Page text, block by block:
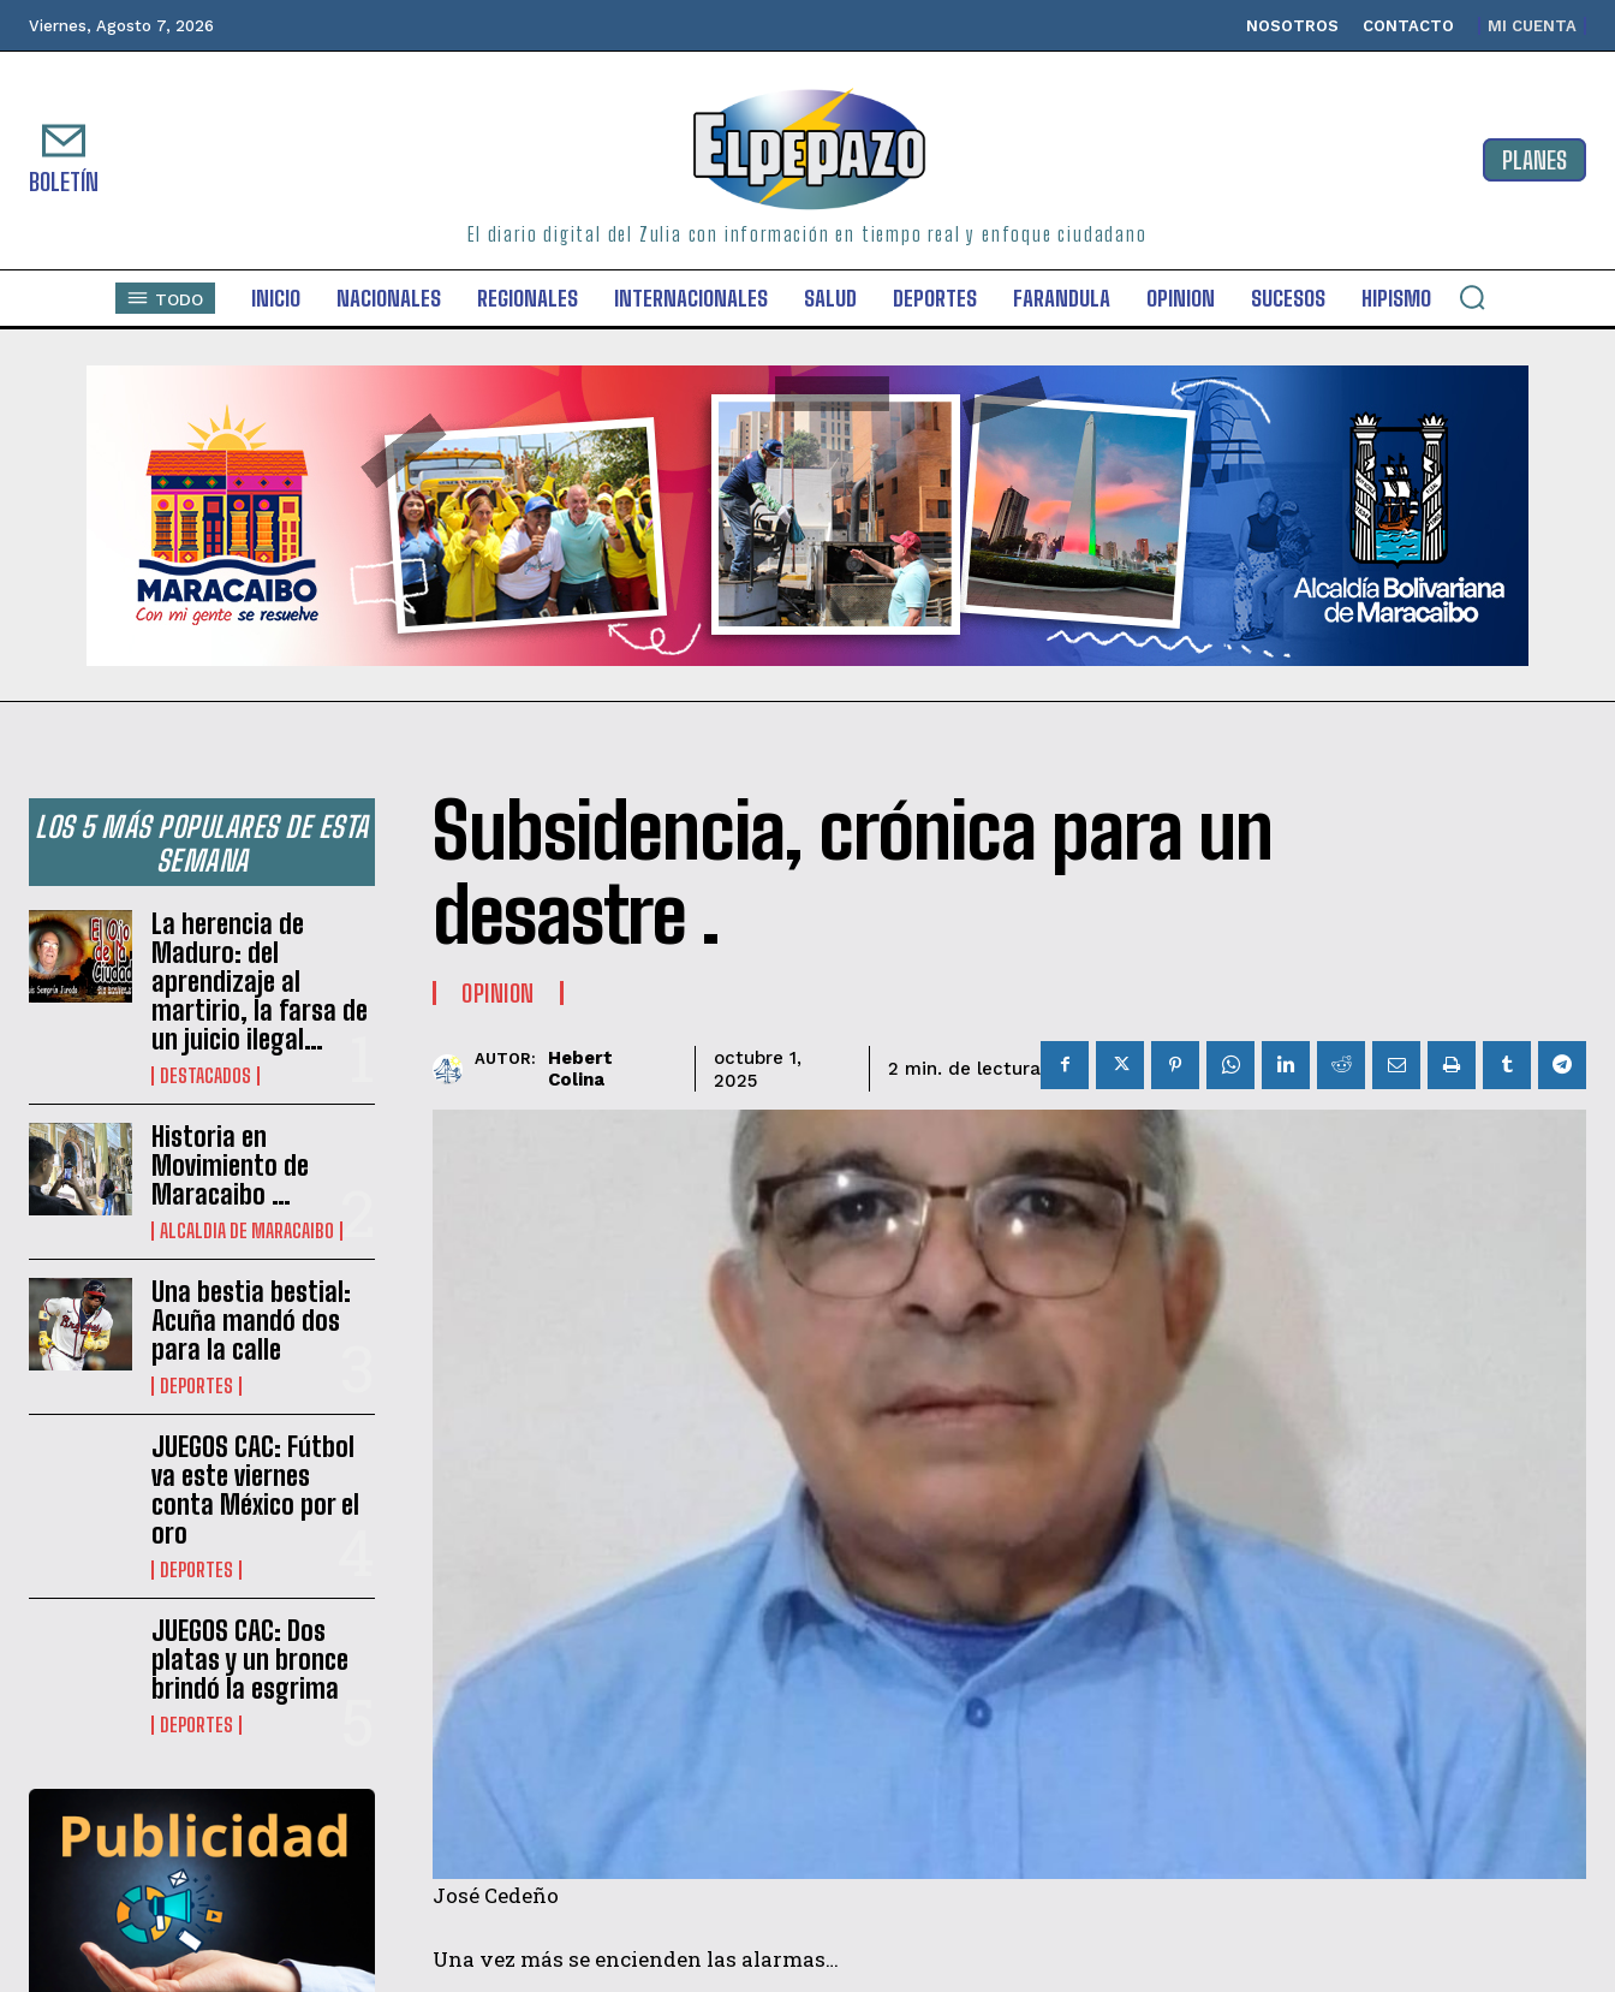
Viernes, Agosto 7, 2026 NOSOTROS CONTACTO MI CUENTA
BOLETÍN
El diario digital del Zulia con información en tiempo real y enfoque ciudadano
PLANES
TODO INICIO NACIONALES REGIONALES INTERNACIONALES SALUD DEPORTES FARANDULA OPINION SUCESOS HIPISMO
LOS 5 MÁS POPULARES DE ESTA
SEMANA
La herencia de
Maduro: del
aprendizaje al
martirio, la farsa de
un juicio ilegal…
DESTACADOS
Historia en
Movimiento de
Maracaibo …
ALCALDIA DE MARACAIBO
Una bestia bestial:
Acuña mandó dos
para la calle
DEPORTES
JUEGOS CAC: Fútbol
va este viernes
conta México por el
oro
DEPORTES
JUEGOS CAC: Dos
platas y un bronce
brindó la esgrima
DEPORTES
Subsidencia, crónica para un
desastre .
OPINION
AUTOR:
Hebert
Colina
octubre 1,
2025
2 min. de lectura
José Cedeño
Una vez más se encienden las alarmas…